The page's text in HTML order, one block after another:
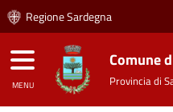
Regione Sardegna
MENU
Comune
Provincia di